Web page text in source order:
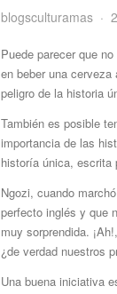
blogsculturamas
Puede parecer que
en beber una cerveza
peligro de la historia
También es posible
importancia de las
historía única, escrita
Ngozi, cuando
perfecto inglés y que
muy sorprendida.
¿de verdad nuestros
Una buena iniciativa